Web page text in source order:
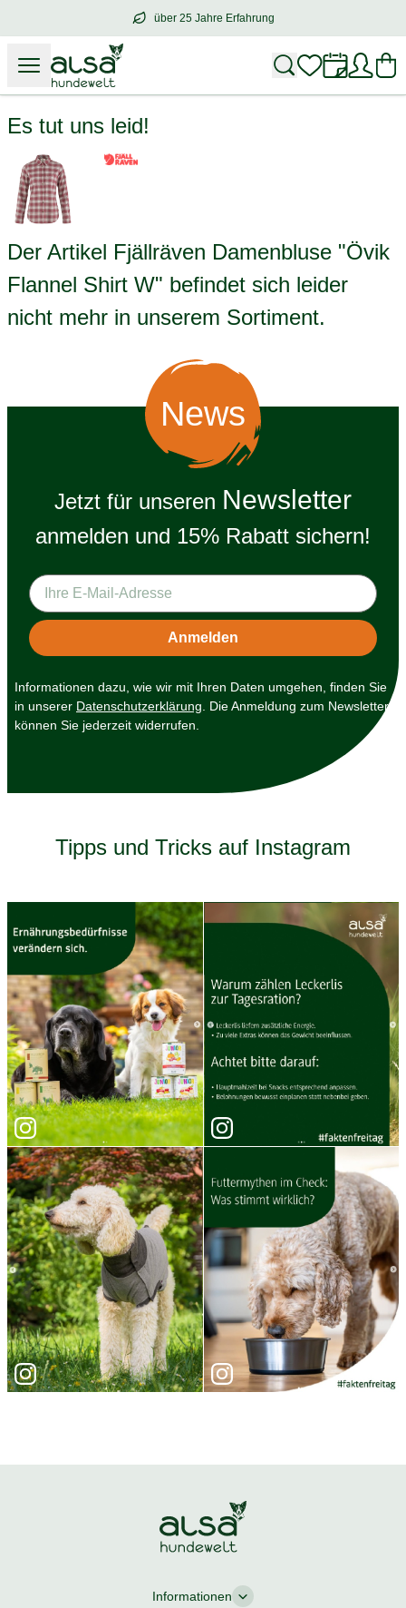
über 25 Jahre Erfahrung
über25 Jahre Erfahrung
Fjällräven Damenbluse "Övik Flannel Shirt W"
Es tut uns leid!
Der Artikel Fjällräven Damenbluse "Övik
Flannel Shirt W" befindet sich leider
nicht mehr in unserem Sortiment.
News
Jetzt für unseren Newsletter
anmelden und 15% Rabatt sichern!
Informationen dazu, wie wir mit Ihren Daten umgehen, finden Sie
in unserer Datenschutzerklärung . Die Anmeldung zum Newsletter
können Sie jederzeit widerrufen.
Tipps und Tricks auf Instagram
Informationen